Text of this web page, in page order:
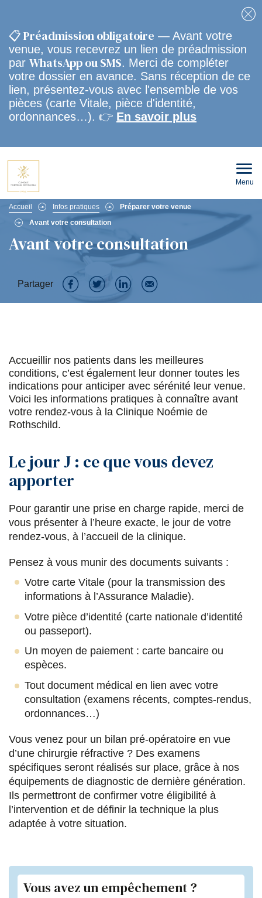
📋 Préadmission obligatoire — Avant votre
venue, vous recevrez un lien de préadmission
par WhatsApp ou SMS. Merci de compléter
votre dossier en avance. Sans réception de ce
lien, présentez-vous avec l'ensemble de vos
pièces (carte Vitale, pièce d'identité,
ordonnances…). 👉 En savoir plus
Menu
menu
Fil
d'Ariane
Accueil Infos pratiques
Préparer votre venue
Avant votre consultation
Avant votre consultation
Partager
P
t
a
g
s
u
r
F
a
c
e
b
o
o
k
P
t
a
g
s
r
T
w
i
t
t
e
P
t
a
g
s
r
L
i
n
k
e
d
P
t
a
g
e
p
r
E
m
a
i
l
Accueillir nos patients dans les meilleures
conditions, c’est également leur donner toutes les
indications pour anticiper avec sérénité leur venue.
Voici les informations pratiques à connaître avant
votre rendez-vous à la Clinique Noémie de
Rothschild.
Le jour J : ce que vous devez
apporter
Pour garantir une prise en charge rapide, merci de
vous présenter à l’heure exacte, le jour de votre
rendez-vous, à l’accueil de la clinique.
Pensez à vous munir des documents suivants :
Votre carte Vitale (pour la transmission des
informations à l’Assurance Maladie).
Votre pièce d’identité (carte nationale d’identité
ou passeport).
Un moyen de paiement : carte bancaire ou
espèces.
Tout document médical en lien avec votre
consultation (examens récents, comptes-rendus,
ordonnances…)
Vous venez pour un bilan pré-opératoire en vue
d’une chirurgie réfractive ? Des examens
spécifiques seront réalisés sur place, grâce à nos
équipements de diagnostic de dernière génération.
Ils permettront de confirmer votre éligibilité à
l’intervention et de définir la technique la plus
adaptée à votre situation.
Vous avez un empêchement ?